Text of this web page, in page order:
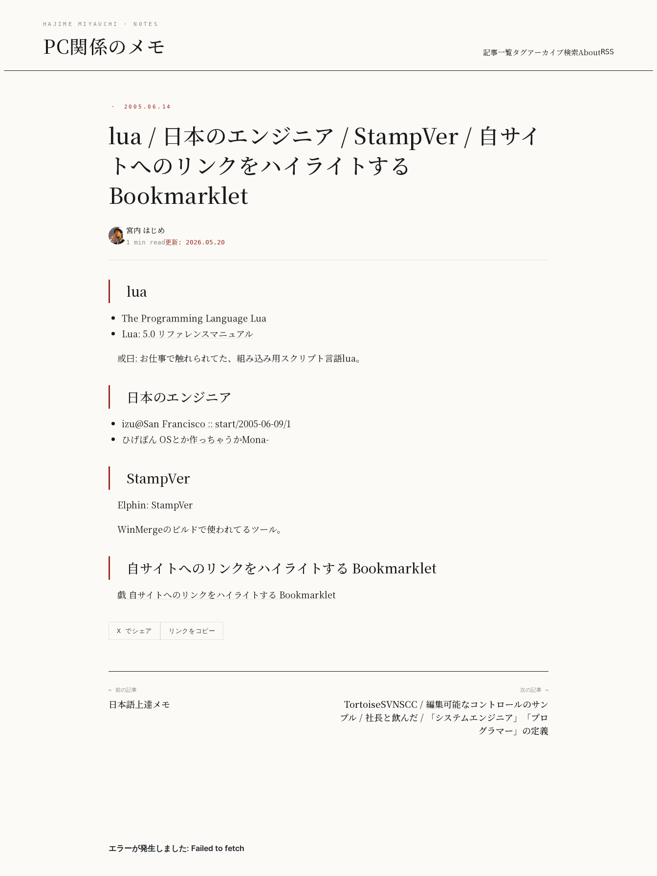
HAJIME MIYAUCHI · NOTES
PC関係のメモ 記事一覧タグアーカイブ検索AboutRSS
· 2005.06.14
lua / 日本のエンジニア / StampVer / 自サイ
トへのリンクをハイライトする
Bookmarklet
宮内 はじめ
1 min read更新: 2026.05.20
lua
The Programming Language Lua
Lua: 5.0 リファレンスマニュアル
或曰: お仕事で触れられてた、組み込み用スクリプト言語lua。
日本のエンジニア
izu@San Francisco :: start/2005-06-09/1
ひげぽん OSとか作っちゃうかMona-
StampVer
Elphin: StampVer
WinMergeのビルドで使われてるツール。
自サイトへのリンクをハイライトする Bookmarklet
戯 自サイトへのリンクをハイライトする Bookmarklet
X でシェア リンクをコピー
← 前の記事
日本語上達メモ
次の記事 →
TortoiseSVNSCC / 編集可能なコントロールのサン
プル / 社長と飲んだ / 「システムエンジニア」「プロ
グラマー」の定義